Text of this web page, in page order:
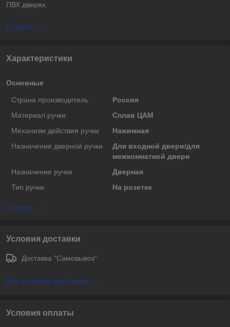
ПВХ дверях.
Скрыть
Характеристики
Основные
Страна производитель
Россия
Материал ручки
Сплав ЦАМ
Механизм действия ручки
Нажимная
Назначение дверной ручки
Для входной двери/для
межкомнатной двери
Назначение ручки
Дверная
Тип ручки
На розетке
Скрыть
Условия доставки
Доставка "Самовывоз"
Все условия доставки
Условия оплаты